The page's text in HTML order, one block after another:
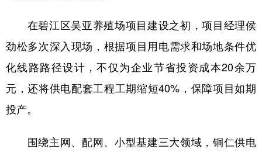
在碧江区吴亚养殖场项目建设之初，项目经理侯
劲松多次深入现场，根据项目用电需求和场地条件优
化线路路径设计，不仅为企业节省投资成本20余万
元，还将供电配套工程工期缩短40%，保障项目如期
投产。
围绕主网、配网、小型基建三大领域，铜仁供电